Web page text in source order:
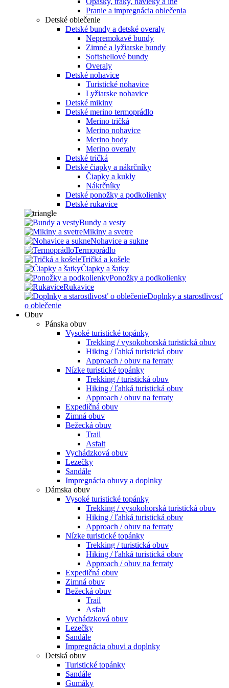
Pranie a impregnácia oblečenia
Detské oblečenie
Detské bundy a detské overaly
Nepremokavé bundy
Zimné a lyžiarske bundy
Softshellové bundy
Overaly
Detské nohavice
Turistické nohavice
Lyžiarske nohavice
Detské mikiny
Detské merino termoprádlo
Merino tričká
Merino nohavice
Merino body
Merino overaly
Detské tričká
Detské čiapky a nákrčníky
Čiapky a kukly
Nákrčníky
Detské ponožky a podkolienky
Detské rukavice
Bundy a vesty
Mikiny a svetre
Nohavice a sukne
Termoprádlo
Tričká a košele
Čiapky a šatky
Ponožky a podkolienky
Rukavice
Doplnky a starostlivosť
o oblečenie
Obuv
Pánska obuv
Vysoké turistické topánky
Trekking / vysokohorská turistická obuv
Hiking / ľahká turistická obuv
Approach / obuv na ferraty
Nízke turistické topánky
Trekking / turistická obuv
Hiking / ľahká turistická obuv
Approach / obuv na ferraty
Expedičná obuv
Zimná obuv
Bežecká obuv
Trail
Asfalt
Vychádzková obuv
Lezečky
Sandále
Impregnácia obuvy a doplnky
Dámska obuv
Vysoké turistické topánky
Trekking / vysokohorská turistická obuv
Hiking / ľahká turistická obuv
Approach / obuv na ferraty
Nízke turistické topánky
Trekking / turistická obuv
Hiking / ľahká turistická obuv
Approach / obuv na ferraty
Expedičná obuv
Zimná obuv
Bežecká obuv
Trail
Asfalt
Vychádzková obuv
Lezečky
Sandále
Impregnácia obuvi a doplnky
Detská obuv
Turistické topánky
Sandále
Gumáky